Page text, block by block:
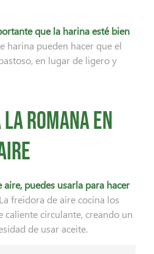
que la harina esté bien
harina pueden hacer que el
en lugar de ligero y
romana en
puedes usarla para hacer
freidora de aire cocina los
circulante, creando un
de usar aceite.